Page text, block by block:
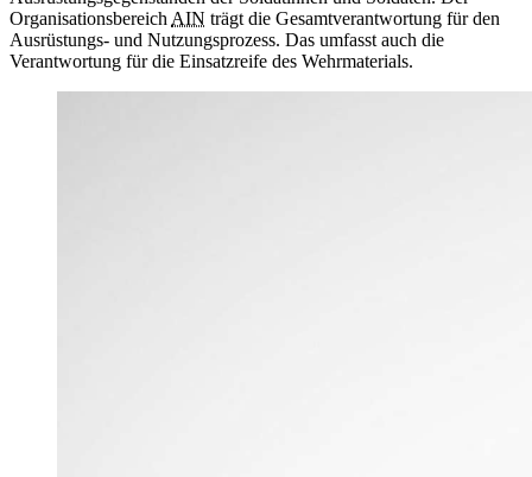
Organisationsbereich AIN trägt die Gesamtverantwortung für den
Ausrüstungs- und Nutzungsprozess. Das umfasst auch die
Verantwortung für die Einsatzreife des Wehrmaterials.